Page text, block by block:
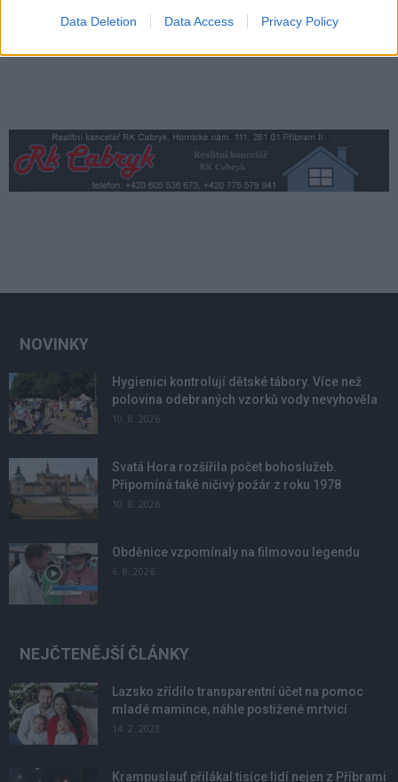
Data Deletion Data Access Privacy Policy
NOVINKY
Hygienici kontrolují dětské tábory. Více než
polovina odebraných vzorků vody nevyhověla
10. 8. 2026
Svatá Hora rozšířila počet bohoslužeb.
Připomíná také ničivý požár z roku 1978
10. 8. 2026
Obděnice vzpomínaly na filmovou legendu
6. 8. 2026
NEJČTENĚJŠÍ ČLÁNKY
Lazsko zřídilo transparentní účet na pomoc
mladé mamince, náhle postižené mrtvicí
14. 2. 2023
Krampuslauf přilákal tisíce lidí nejen z Příbrami